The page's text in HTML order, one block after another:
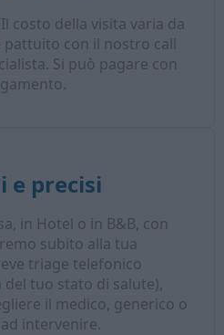
costo della visita varia da
pattuito con il nostro call
Si può pagare con
e precisi
in Hotel o in B&B, con
subito alla tua
triage telefonico
tuo stato di salute),
il medico, generico o
intervenire.